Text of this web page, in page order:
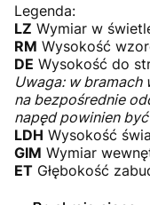
Legenda:
LZ Wymiar w
RM Wysokość
DE Wysokość do
Uwaga: w bramach
na bezpośrednie
napęd powinien
LDH Wysokość
GIM Wymiar
ET Głębokość